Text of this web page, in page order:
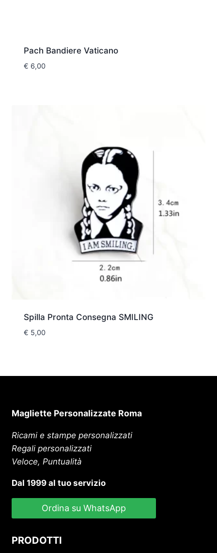
Pach Bandiere Vaticano
€ 6,00
Spilla Pronta Consegna SMILING
€ 5,00
Magliette Personalizzate Roma
Ricami e stampe personalizzati
Regali personalizzati
Veloce, Puntualità
Dal 1999 al tuo servizio
Ordina su WhatsApp
PRODOTTI